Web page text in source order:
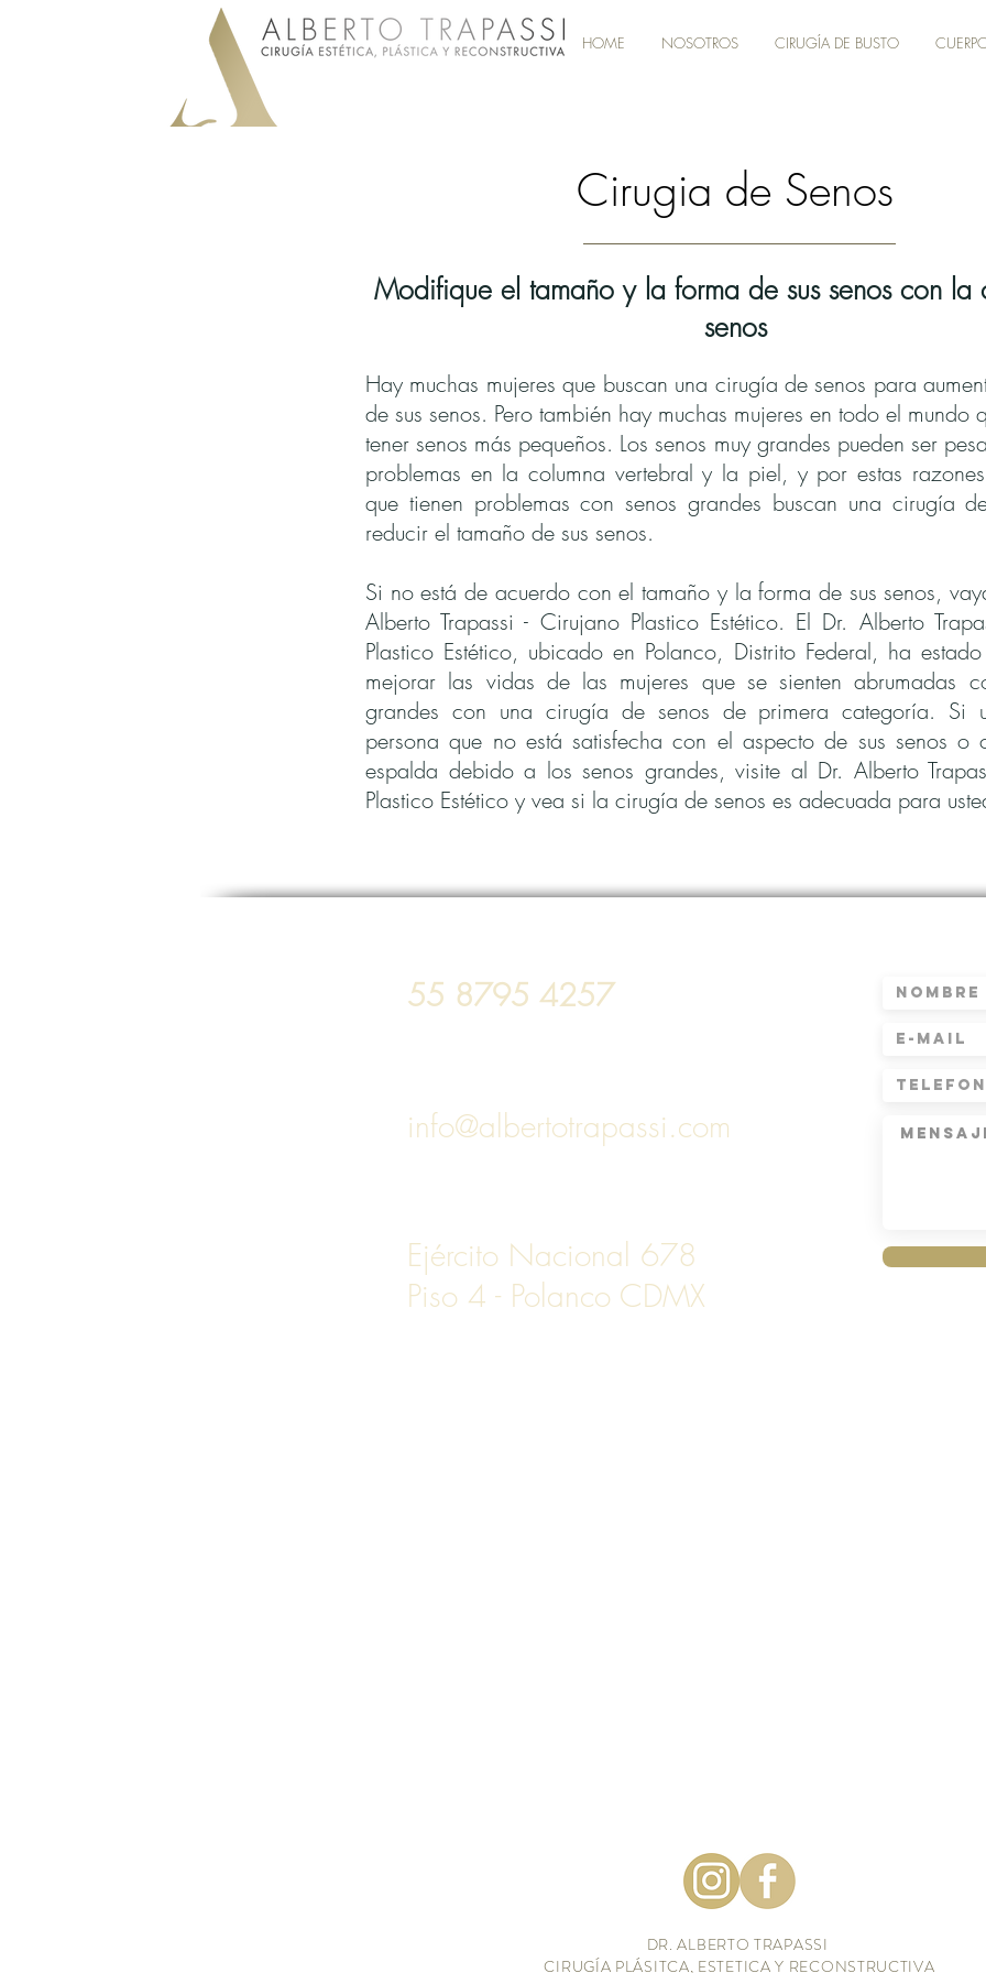
HOME NOSOTROS CIRUGÍA DE BUSTO
Cirugia de Senos
Modifique el tamaño y la forma de sus senos con la
senos
Hay muchas mujeres que buscan una cirugía de senos para
de sus senos. Pero también hay muchas mujeres en todo el mundo
tener senos más pequeños. Los senos muy grandes pueden ser
problemas en la columna vertebral y la piel, y por estas
que tienen problemas con senos grandes buscan una cirugía
reducir el tamaño de sus senos.
Si no está de acuerdo con el tamaño y la forma de sus senos,
Alberto Trapassi - Cirujano Plastico Estético. El Dr. Alberto
Plastico Estético, ubicado en Polanco, Distrito Federal, ha
mejorar las vidas de las mujeres que se sienten abrumadas
grandes con una cirugía de senos de primera categoría. Si
persona que no está satisfecha con el aspecto de sus senos o
espalda debido a los senos grandes, visite al Dr. Alberto
Plastico Estético y vea si la cirugía de senos es adecuada para
Ejército Nacional 678
Piso 4 - Polanco CDMX
info@albertotrapassi.com
55 8795 4257
DR. ALBERTO TRAPASSI
CIRUGÍA PLÁSITCA, ESTETICA Y RECONSTRUCTIVA